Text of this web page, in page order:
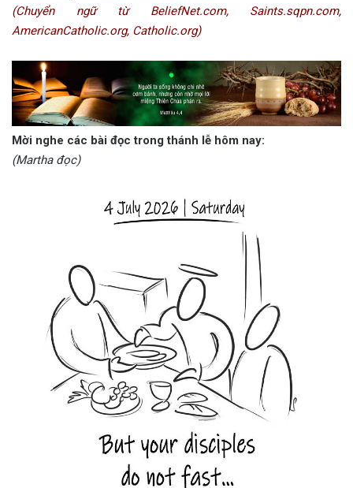
(Chuyển ngữ từ BeliefNet.com, Saints.sqpn.com,
AmericanCatholic.org, Catholic.org)
Mời nghe các bài đọc trong thánh lễ hôm nay:
(Martha đọc)